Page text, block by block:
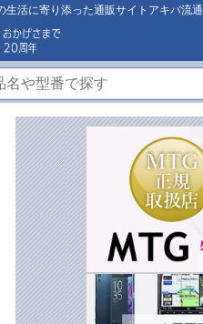
活に寄り添った通販サイトアキバ流通